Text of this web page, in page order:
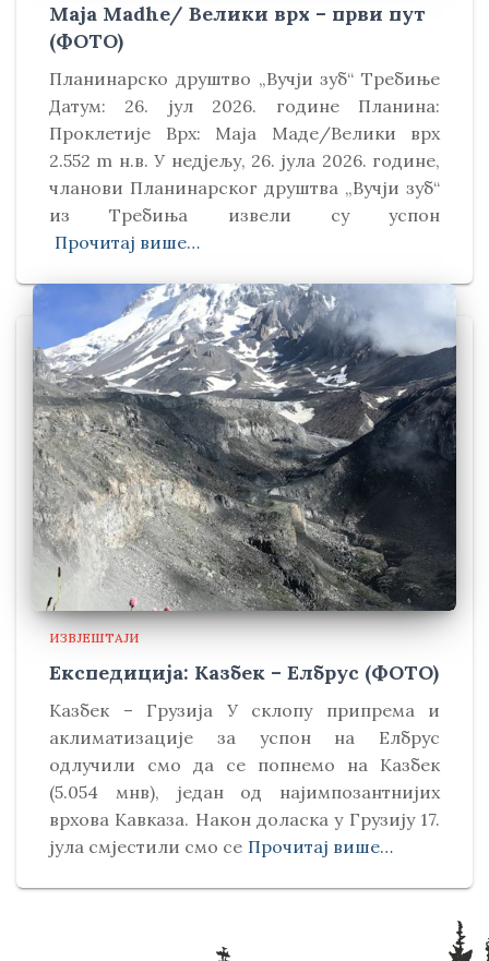
Maja Madhe/ Велики врх – први пут
(ФОТО)
Планинарско друштво „Вучји зуб“ Требиње
Датум: 26. јул 2026. године Планина:
Проклетије Врх: Маја Маде/Велики врх
2.552 m н.в. У недјељу, 26. јула 2026. године,
чланови Планинарског друштва „Вучји зуб“
из Требиња извели су успон
Прочитај више…
ИЗВЈЕШТАЈИ
Експедиција: Казбек – Елбрус (ФОТО)
Kазбек – Грузија У склопу припрема и
аклиматизације за успон на Елбрус
одлучили смо да се попнемо на Kазбек
(5.054 мнв), један од најимпозантнијих
врхова Kавказа. Након доласка у Грузију 17.
јула смјестили смо се Прочитај више…